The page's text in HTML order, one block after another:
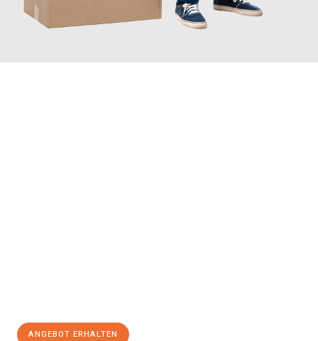
ANGEBOT ERHALTEN